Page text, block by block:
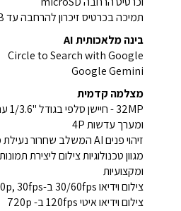
תמיכה בכרטיס זיכרון להרחבה עד 2TB
בינה מלאכותית AI
Circle to Search with Google
Google Gemini
מצלמה קדמית
ומערך עדשות 4P
זיהוי פנים AI המשלב שחרור נעילת מסך
מגוון טכנולוגיות צילום ליצירת
ומקצועיות
צילום וידיאו 30/60fps ב-1080p, 30fpsב-720p
צילום וידיאו איטי 120fps ב- 720p